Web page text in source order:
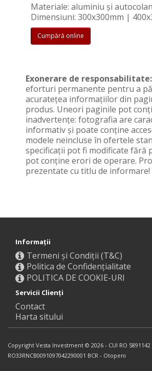
Materiale: aluminiu și
Dimensiuni: 300x300mm |
Cumpără online
Exonerare de responsabilitate:
eforturi permanente pentru a
acurateţea informaţiilor din
produs. Uneori paginile pot
inadvertenţe: fotografia are
informativ şi poate conţine
modele neincluse în ofertele
specificaţii pot fi modificate fără
pot conţine erori de operare.
prezentate cu titlu de informare!
Informaţii
Termeni și Condiții (T&C)
Politica de Confidențialitate
POLITICA DE COOKIE-URI
Servicii Clienţi
Contact
Harta sitului
Copyright Vesta Investment © 2026 - CUI RO
RO33RNCB0091097042290001 BCR - Otopeni